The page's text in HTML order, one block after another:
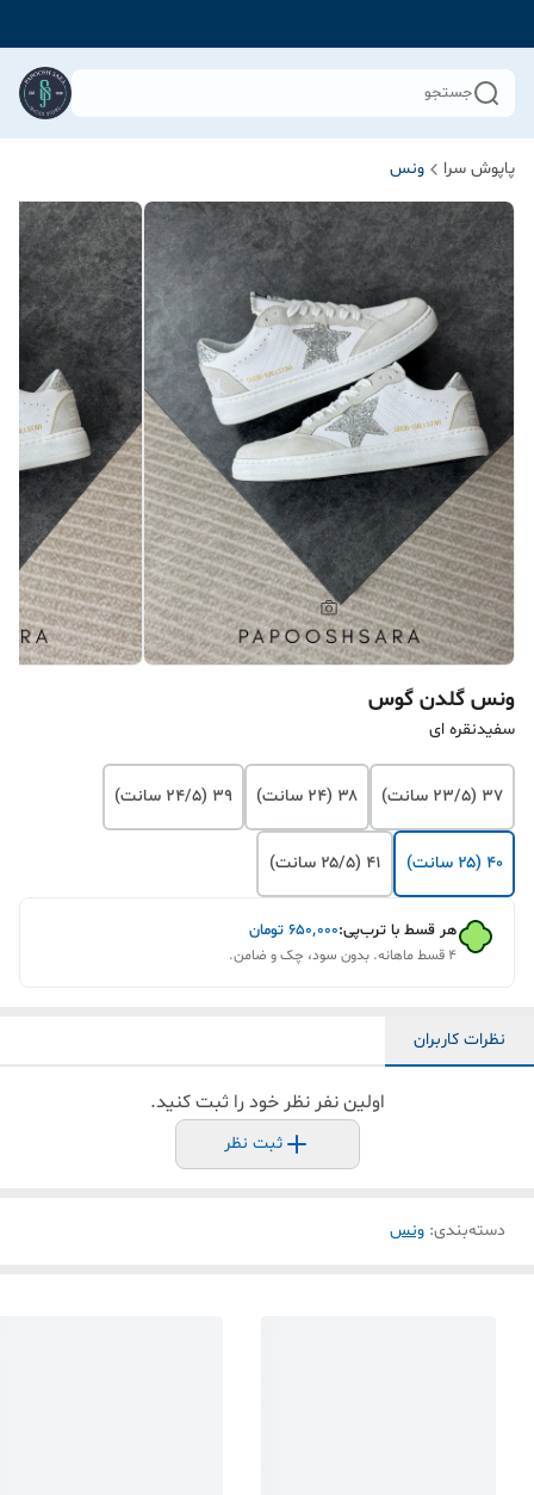
جستجو
پاپوش سرا ونس
ونس گلدن گوس
سفیدنقره ای
۳۷ (۲۳/۵ سانت) ۳۸ (۲۴ سانت) ۳۹ (۲۴/۵ سانت)
۴۰ (۲۵ سانت) ۴۱ (۲۵/۵ سانت)
هر قسط با ترب‌پی:۶۵۰٬۰۰۰ تومان
۴ قسط ماهانه. بدون سود، چک و ضامن.
نظرات کاربران
اولین نفر نظر خود را ثبت کنید.
ثبت نظر
دسته‌بندی: ونس